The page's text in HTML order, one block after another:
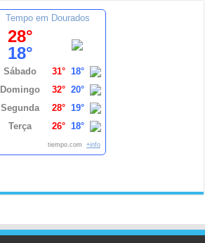
Tempo em Dourados
28°
18°
Sábado 31°
18°
Domingo
32° 20°
Segunda
28°
19°
Terça
26° 18°
tiempo.com +info